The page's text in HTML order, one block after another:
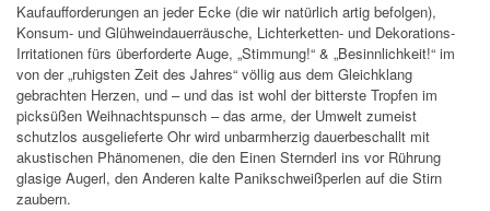
Kaufaufforderungen an jeder Ecke (die wir natürlich artig befolgen),
Konsum- und Glühweindauerräusche, Lichterketten- und Dekorations-
Irritationen fürs überforderte Auge, „Stimmung!“ & „Besinnlichkeit!“ im
von der „ruhigsten Zeit des Jahres“ völlig aus dem Gleichklang
gebrachten Herzen, und – und das ist wohl der bitterste Tropfen im
picksüßen Weihnachtspunsch – das arme, der Umwelt zumeist
schutzlos ausgelieferte Ohr wird unbarmherzig dauerbeschallt mit
akustischen Phänomenen, die den Einen Sternderl ins vor Rührung
glasige Augerl, den Anderen kalte Panikschweißperlen auf die Stirn
zaubern.